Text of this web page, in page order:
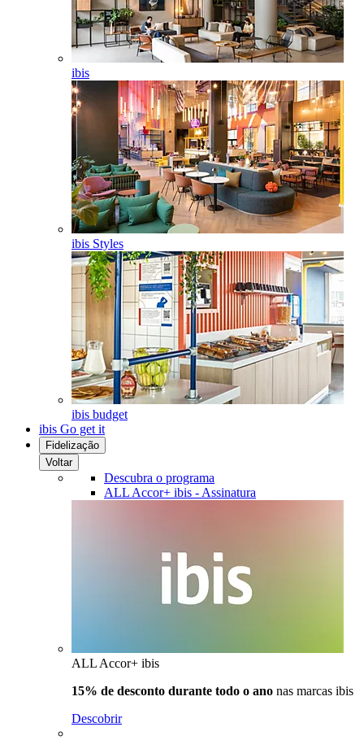
ibis
ibis Styles
ibis budget
ibis Go get it
Fidelização
Voltar
Descubra o programa
ALL Accor+ ibis - Assinatura
ALL Accor+ ibis
15% de desconto durante todo o ano nas marcas ibis
Descobrir